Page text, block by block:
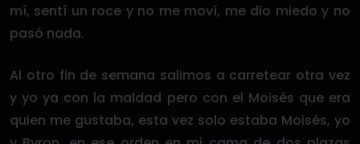
mí, sentí un roce y no me moví, me dio miedo y no
pasó nada.
Al otro fin de semana salimos a carretear otra vez
y yo ya con la maldad pero con el Moisés que era
quien me gustaba, esta vez solo estaba Moisés, yo